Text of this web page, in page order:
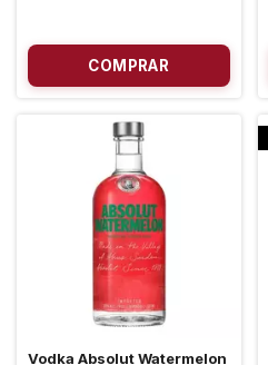
Vodka Absolut Watermelon